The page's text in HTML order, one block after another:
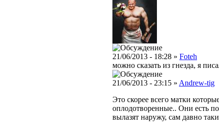
21/06/2013 - 18:28 » Foteh
можно сказать из гнезда, я
21/06/2013 - 23:15 » Andrew-tig
Это скорее всего матки
оплодотворенные.. Они есть
вылазят наружу, сам давно